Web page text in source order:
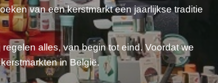
van een kerstmarkt een jaarlijkse traditie
alles, van begin tot eind. Voordat we
in België.